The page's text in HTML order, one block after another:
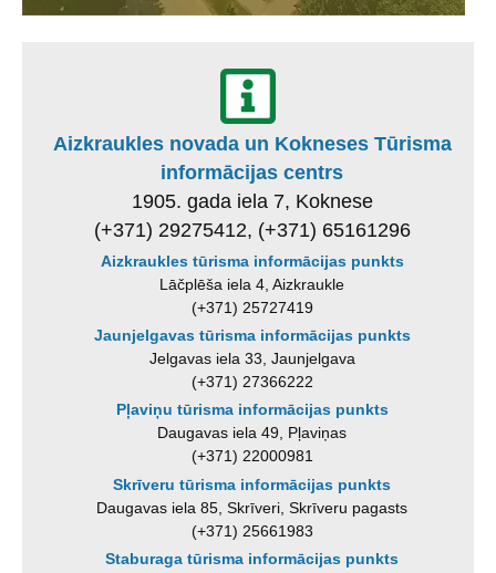
Aizkraukles novada un Kokneses Tūrisma
informācijas centrs
1905. gada iela 7, Koknese
(+371) 29275412, (+371) 65161296
Aizkraukles tūrisma informācijas punkts
Lāčplēša iela 4, Aizkraukle
(+371) 25727419
Jaunjelgavas tūrisma informācijas punkts
Jelgavas iela 33, Jaunjelgava
(+371) 27366222
Pļaviņu tūrisma informācijas punkts
Daugavas iela 49, Pļaviņas
(+371) 22000981
Skrīveru tūrisma informācijas punkts
Daugavas iela 85, Skrīveri, Skrīveru pagasts
(+371) 25661983
Staburaga tūrisma informācijas punkts